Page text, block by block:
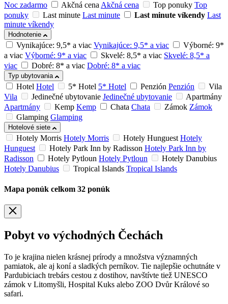
Noc zadarmo
Akčná cenaAkčná cena Top ponuky Top
ponuky
Last minute Last minute Last minute víkendy Last
minute víkendy
Hodnotenie
Vynikajúce: 9,5* a viac Vynikajúce: 9,5* a viac
Výborné: 9*
a viac Výborné: 9* a viac Skvelé: 8,5* a viac Skvelé: 8,5* a
viac
Dobré: 8* a viac Dobré: 8* a viac
Typ ubytovania
Hotel Hotel 5* Hotel 5* Hotel Penzión Penzión
Vila
Vila
Jedinečné ubytovanie Jedinečné ubytovanie
Apartmány
Apartmány
Kemp Kemp Chata Chata Zámok Zámok
Glamping Glamping
Hotelové siete
Hotely Morris Hotely Morris Hotely Hunguest Hotely
Hunguest
Hotely Park Inn by Radisson Hotely Park Inn by
Radisson
Hotely Pytloun Hotely Pytloun
Hotely Danubius
Hotely Danubius
Tropical Islands Tropical Islands
Mapa ponúk celkom 32 ponúk
Pobyt vo východných Čechách
To je krajina nielen krásnej prírody a množstva významných
pamiatok, ale aj koní a sladkých perníkov. Tie najlepšie ochutnáte v
Pardubiciach trebárs cestou z dostihov, navštívte tiež UNESCO
zámok v Litomyšli, Hospital Kuks alebo ZOO Dvůr Králové so
safari.